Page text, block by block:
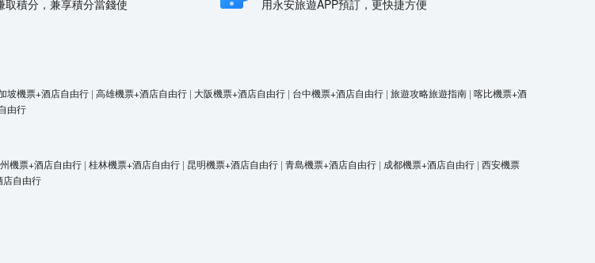
取積分，兼享積分當錢使 用永安旅遊APP預訂，更快捷方便
坡機票+酒店自由行 | 高雄機票+酒店自由行 | 大阪機票+酒店自由行 | 台中機票+酒店自由行 | 旅遊攻略旅遊指南 | 喀比機票+酒
由行
機票+酒店自由行 | 桂林機票+酒店自由行 | 昆明機票+酒店自由行 | 青島機票+酒店自由行 | 成都機票+酒店自由行 | 西安機票
店自由行